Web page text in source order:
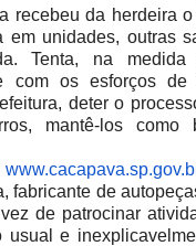
recebeu da herdeira o
em unidades, outras
Tenta, na
com os esforços de
deter o
mantê-los como
fabricante de
de patrocinar
usual e